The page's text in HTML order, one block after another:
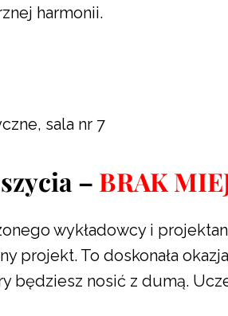
harmonii.
sala nr 7
– BRAK
wykładowcy i
projekt. To doskonała
będziesz nosić z dumą.